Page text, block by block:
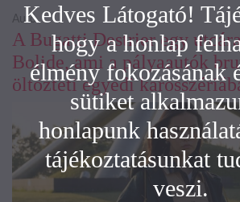
A Bugatti Destrier egy
Bolide, ami a pályaautók
öltözteti egyedi
AutóKedves Látogató!
hogy a honlap
élmény fokozásának
sütiket
honlapunk
tájékoztatásunkat
veszi.